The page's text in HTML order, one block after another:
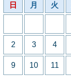
日 月 火
2 3 4
9 10 11